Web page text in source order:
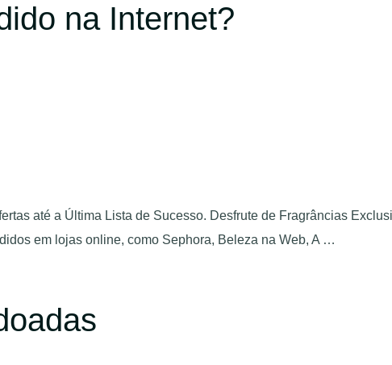
na Internet?
até a Última Lista de Sucesso. Desfrute de Fragrâncias
em lojas online, como Sephora, Beleza na Web, A …